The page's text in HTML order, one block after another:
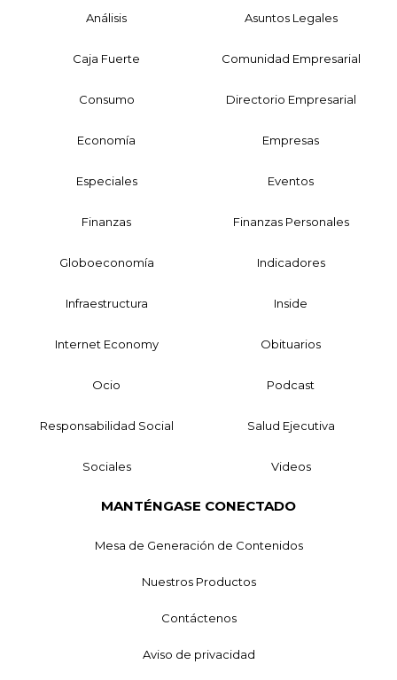
Análisis Asuntos Legales
Caja Fuerte Comunidad Empresarial
Consumo Directorio Empresarial
Economía Empresas
Especiales Eventos
Finanzas Finanzas Personales
Globoeconomía Indicadores
Infraestructura Inside
Internet Economy Obituarios
Ocio Podcast
Responsabilidad Social Salud Ejecutiva
Sociales Videos
MANTÉNGASE CONECTADO
Mesa de Generación de Contenidos
Nuestros Productos
Contáctenos
Aviso de privacidad